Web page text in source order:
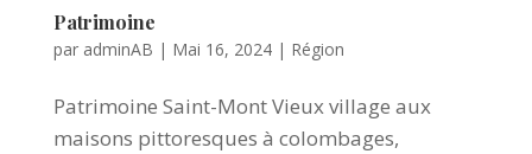
Patrimoine
par adminAB | Mai 16, 2024| Région
Patrimoine Saint-Mont Vieux village aux
maisons pittoresques à colombages,